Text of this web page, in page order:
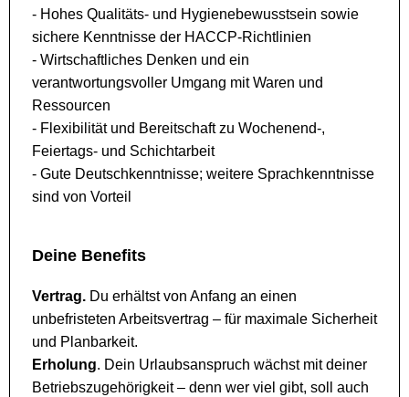
- Hohes Qualitäts- und Hygienebewusstsein sowie
sichere Kenntnisse der HACCP-Richtlinien
- Wirtschaftliches Denken und ein
verantwortungsvoller Umgang mit Waren und
Ressourcen
- Flexibilität und Bereitschaft zu Wochenend-,
Feiertags- und Schichtarbeit
- Gute Deutschkenntnisse; weitere Sprachkenntnisse
sind von Vorteil
Deine Benefits
Vertrag. Du erhältst von Anfang an einen
unbefristeten Arbeitsvertrag – für maximale Sicherheit
und Planbarkeit.
Erholung. Dein Urlaubsanspruch wächst mit deiner
Betriebszugehörigkeit – denn wer viel gibt, soll auch